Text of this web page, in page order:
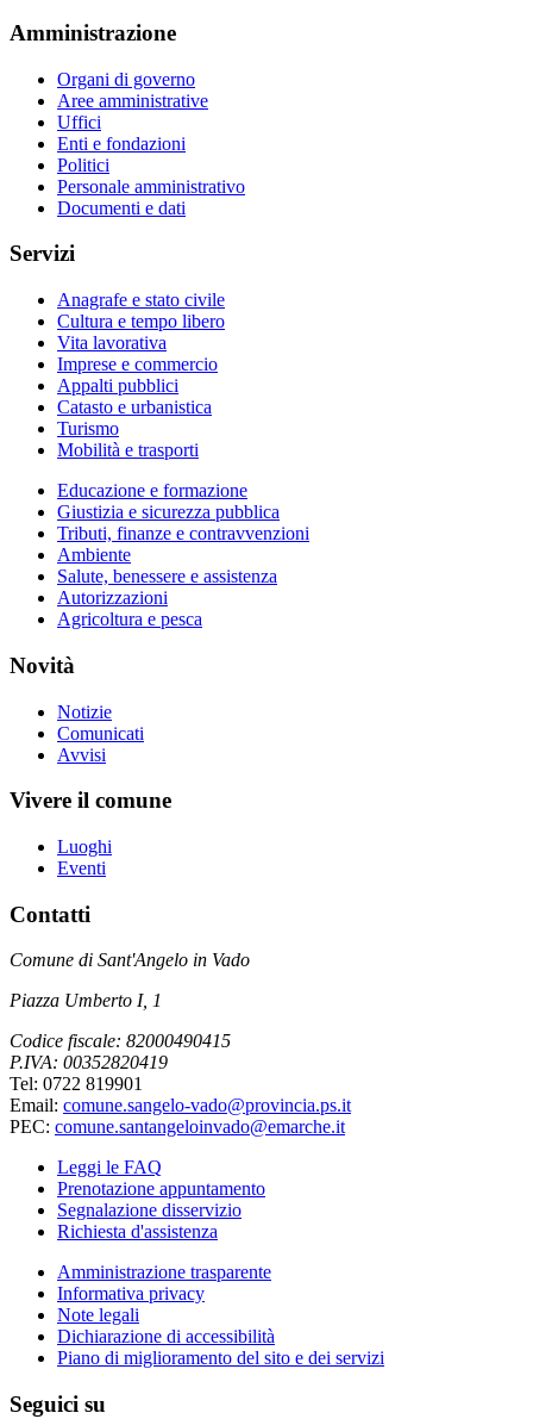
Amministrazione
Organi di governo
Aree amministrative
Uffici
Enti e fondazioni
Politici
Personale amministrativo
Documenti e dati
Servizi
Anagrafe e stato civile
Cultura e tempo libero
Vita lavorativa
Imprese e commercio
Appalti pubblici
Catasto e urbanistica
Turismo
Mobilità e trasporti
Educazione e formazione
Giustizia e sicurezza pubblica
Tributi, finanze e contravvenzioni
Ambiente
Salute, benessere e assistenza
Autorizzazioni
Agricoltura e pesca
Novità
Notizie
Comunicati
Avvisi
Vivere il comune
Luoghi
Eventi
Contatti
Comune di Sant'Angelo in Vado
Piazza Umberto I, 1
Codice fiscale: 82000490415
P.IVA: 00352820419
Tel: 0722 819901
Email: comune.sangelo-vado@provincia.ps.it
PEC: comune.santangeloinvado@emarche.it
Leggi le FAQ
Prenotazione appuntamento
Segnalazione disservizio
Richiesta d'assistenza
Amministrazione trasparente
Informativa privacy
Note legali
Dichiarazione di accessibilità
Piano di miglioramento del sito e dei servizi
Seguici su